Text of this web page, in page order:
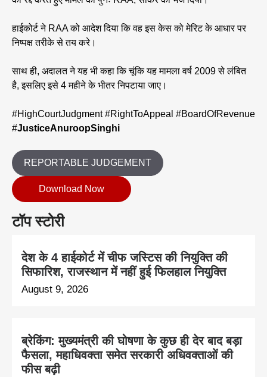
टॉप स्टोरी
देश के 4 हाईकोर्ट में चीफ जस्टिस की नियुक्ति की
सिफारिश, राजस्थान में नहीं हुई फिलहाल नियुक्ति
August 9, 2026
ब्रेकिंग: मुख्यमंत्री की घोषणा के कुछ ही देर बाद बड़ा
फैसला, महाधिवक्ता समेत सरकारी अधिवक्ताओं की
फीस बढ़ी
हाईकोर्ट ने RAA को आदेश दिया कि वह इस केस को मेरिट के आधार पर
निष्पक्ष तरीके से तय करे।
साथ ही, अदालत ने यह भी कहा कि चूंकि यह मामला वर्ष 2009 से लंबित
है, इसलिए इसे 4 महीने के भीतर निपटाया जाए।
#HighCourtJudgment #RightToAppeal #BoardOfRevenue
#JusticeAnuroopSinghi
REPORTABLE JUDGEMENT
Download Now